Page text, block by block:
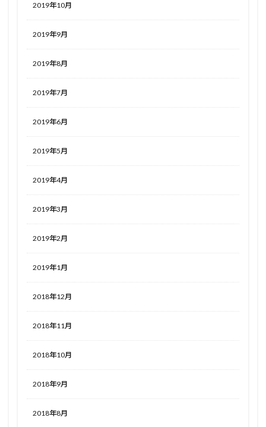
2019年10月
2019年9月
2019年8月
2019年7月
2019年6月
2019年5月
2019年4月
2019年3月
2019年2月
2019年1月
2018年12月
2018年11月
2018年10月
2018年9月
2018年8月